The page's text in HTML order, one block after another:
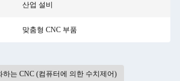
산업 설비
맞춤형 CNC 부품
하는 CNC (컴퓨터에 의한 수치제어)